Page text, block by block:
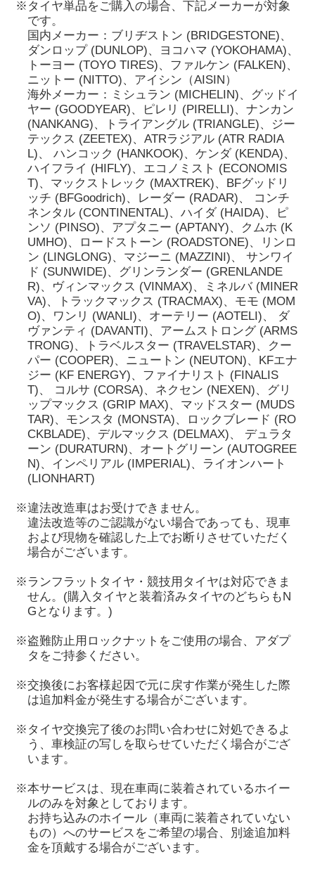
※タイヤ単品をご購入の場合、下記メーカーが対象
です。
国内メーカー：ブリヂストン (BRIDGESTONE)、
ダンロップ (DUNLOP)、ヨコハマ (YOKOHAMA)、
トーヨー (TOYO TIRES)、ファルケン (FALKEN)、
ニットー (NITTO)、アイシン（AISIN）
海外メーカー：ミシュラン (MICHELIN)、グッドイ
ヤー (GOODYEAR)、ピレリ (PIRELLI)、ナンカン
(NANKANG)、トライアングル (TRIANGLE)、ジー
テックス (ZEETEX)、ATRラジアル (ATR RADIA
L)、 ハンコック (HANKOOK)、ケンダ (KENDA)、
ハイフライ (HIFLY)、エコノミスト (ECONOMIS
T)、マックストレック (MAXTREK)、BFグッドリ
ッチ (BFGoodrich)、レーダー (RADAR)、 コンチ
ネンタル (CONTINENTAL)、ハイダ (HAIDA)、ピ
ンソ (PINSO)、アプタニー (APTANY)、クムホ (K
UMHO)、ロードストーン (ROADSTONE)、リンロ
ン (LINGLONG)、マジーニ (MAZZINI)、 サンワイ
ド (SUNWIDE)、グリンランダー (GRENLANDE
R)、ヴィンマックス (VINMAX)、ミネルバ (MINER
VA)、トラックマックス (TRACMAX)、モモ (MOM
O)、ワンリ (WANLI)、オーテリー (AOTELI)、 ダ
ヴァンティ (DAVANTI)、アームストロング (ARMS
TRONG)、トラベルスター (TRAVELSTAR)、クー
パー (COOPER)、ニュートン (NEUTON)、KFエナ
ジー (KF ENERGY)、ファイナリスト (FINALIS
T)、 コルサ (CORSA)、ネクセン (NEXEN)、グリ
ップマックス (GRIP MAX)、マッドスター (MUDS
TAR)、モンスタ (MONSTA)、ロックブレード (RO
CKBLADE)、デルマックス (DELMAX)、 デュラタ
ーン (DURATURN)、オートグリーン (AUTOGREE
N)、インペリアル (IMPERIAL)、ライオンハート
(LIONHART)
※違法改造車はお受けできません。
違法改造等のご認識がない場合であっても、現車
および現物を確認した上でお断りさせていただく
場合がございます。
※ランフラットタイヤ・競技用タイヤは対応できま
せん。(購入タイヤと装着済みタイヤのどちらもN
Gとなります。)
※盗難防止用ロックナットをご使用の場合、アダプ
タをご持参ください。
※交換後にお客様起因で元に戻す作業が発生した際
は追加料金が発生する場合がございます。
※タイヤ交換完了後のお問い合わせに対処できるよ
う、車検証の写しを取らせていただく場合がござ
います。
※本サービスは、現在車両に装着されているホイー
ルのみを対象としております。
お持ち込みのホイール（車両に装着されていない
もの）へのサービスをご希望の場合、別途追加料
金を頂戴する場合がございます。